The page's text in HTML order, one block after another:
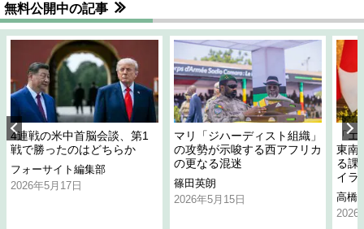
無料公開中の記事
4連戦の米中首脳会談、第1
戦で勝ったのはどちらか
フォーサイト編集部
2026年5月17日
マリ「ジハーディスト組織」
の攻勢が示唆する西アフリカ
の更なる混迷
篠田英朗
2026年5月15日
「
東南
る課
イラ
高橋
2026